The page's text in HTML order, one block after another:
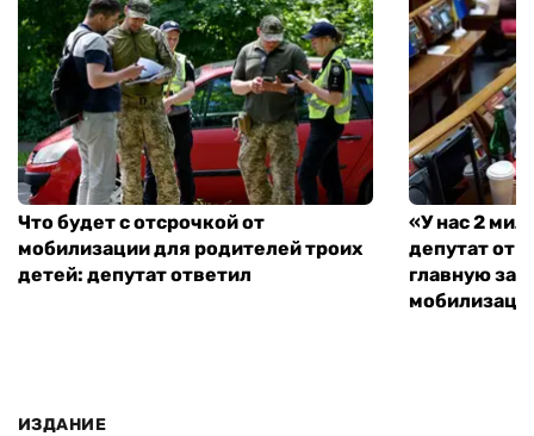
Что будет с отсрочкой от
мобилизации для родителей троих
детей: депутат ответил
«У нас 2
депутат от
главную
ИЗДАНИЕ